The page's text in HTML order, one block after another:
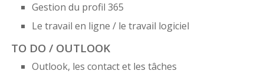
Gestion du profil 365
Le travail en ligne / le travail logiciel
TO DO / OUTLOOK
Outlook, les contact et les tâches